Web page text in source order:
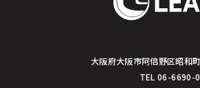
大阪府大阪市阿倍野区昭和
TEL 06-6690-